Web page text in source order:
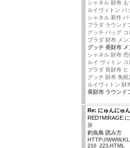
シャネル 財布 も
ルイヴィトン バ
シャネル 新作
プラダ ラウンド
グッチ バッグ コ
プラダ 財布 メン
グッチ 長財布 メ
シャネル 財布 売
ルイ ヴィトン
プラダ 長財布 ヒ
グッチ 財布 免税
ルイヴィトン 財
長財布 ラウンド
Re: にゅんにゅ
RED†MIRAGE:
豚
釣魚島 読み方
HTTP://
210_223.HTML